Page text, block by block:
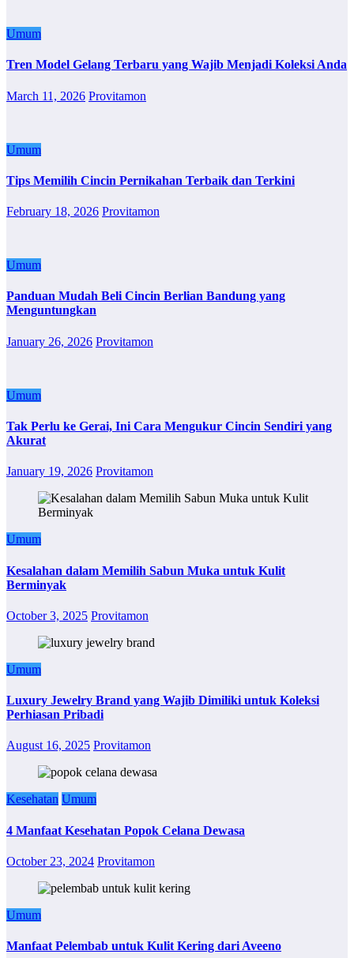
Umum
Tren Model Gelang Terbaru yang Wajib Menjadi Koleksi Anda
March 11, 2026 Provitamon
Umum
Tips Memilih Cincin Pernikahan Terbaik dan Terkini
February 18, 2026 Provitamon
Umum
Panduan Mudah Beli Cincin Berlian Bandung yang
Menguntungkan
January 26, 2026 Provitamon
Umum
Tak Perlu ke Gerai, Ini Cara Mengukur Cincin Sendiri yang
Akurat
January 19, 2026 Provitamon
Umum
Kesalahan dalam Memilih Sabun Muka untuk Kulit
Berminyak
October 3, 2025 Provitamon
Umum
Luxury Jewelry Brand yang Wajib Dimiliki untuk Koleksi
Perhiasan Pribadi
August 16, 2025 Provitamon
Kesehatan Umum
4 Manfaat Kesehatan Popok Celana Dewasa
October 23, 2024 Provitamon
Umum
Manfaat Pelembab untuk Kulit Kering dari Aveeno